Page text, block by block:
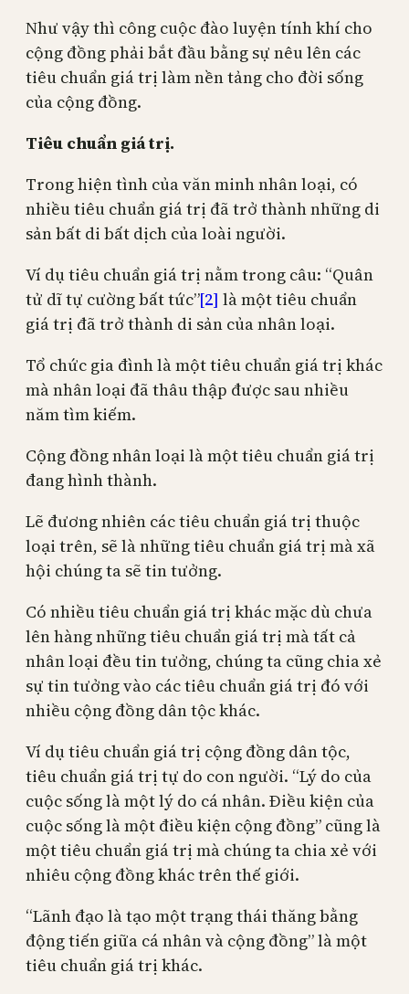
Như vậy thì công cuộc đào luyện tính khí cho
cộng đồng phải bắt đầu bằng sự nêu lên các
tiêu chuẩn giá trị làm nền tảng cho đời sống
của cộng đồng.
Tiêu chuẩn giá trị.
Trong hiện tình của văn minh nhân loại, có
nhiều tiêu chuẩn giá trị đã trở thành những di
sản bất di bất dịch của loài người.
Ví dụ tiêu chuẩn giá trị nằm trong câu: “Quân
tử dĩ tự cường bất tức”[2] là một tiêu chuẩn
giá trị đã trở thành di sản của nhân loại.
Tổ chức gia đình là một tiêu chuẩn giá trị khác
mà nhân loại đã thâu thập được sau nhiều
năm tìm kiếm.
Cộng đồng nhân loại là một tiêu chuẩn giá trị
đang hình thành.
Lẽ đương nhiên các tiêu chuẩn giá trị thuộc
loại trên, sẽ là những tiêu chuẩn giá trị mà xã
hội chúng ta sẽ tin tưởng.
Có nhiều tiêu chuẩn giá trị khác mặc dù chưa
lên hàng những tiêu chuẩn giá trị mà tất cả
nhân loại đều tin tưởng, chúng ta cũng chia xẻ
sự tin tưởng vào các tiêu chuẩn giá trị đó với
nhiều cộng đồng dân tộc khác.
Ví dụ tiêu chuẩn giá trị cộng đồng dân tộc,
tiêu chuẩn giá trị tự do con người. “Lý do của
cuộc sống là một lý do cá nhân. Điều kiện của
cuộc sống là một điều kiện cộng đồng” cũng là
một tiêu chuẩn giá trị mà chúng ta chia xẻ với
nhiêu cộng đồng khác trên thế giới.
“Lãnh đạo là tạo một trạng thái thăng bằng
động tiến giữa cá nhân và cộng đồng” là một
tiêu chuẩn giá trị khác.